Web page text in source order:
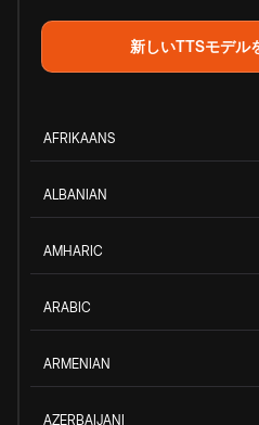
新しいTTSモデル
AFRIKAANS
ALBANIAN
AMHARIC
ARABIC
ARMENIAN
AZERBAIJANI